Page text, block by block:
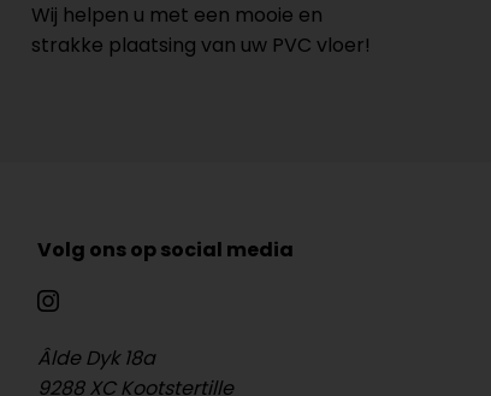
Wij helpen u met een mooie en
strakke plaatsing van uw PVC vloer!
Volg ons op social media
Âlde Dyk 18a
9288 XC Kootstertille